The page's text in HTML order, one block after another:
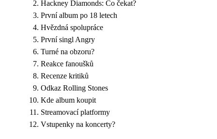
Hackney Diamonds: Co čekat?
První album po 18 letech
Hvězdná spolupráce
První singl Angry
Turné na obzoru?
Reakce fanoušků
Recenze kritiků
Odkaz Rolling Stones
Kde album koupit
Streamovací platformy
Vstupenky na koncerty?